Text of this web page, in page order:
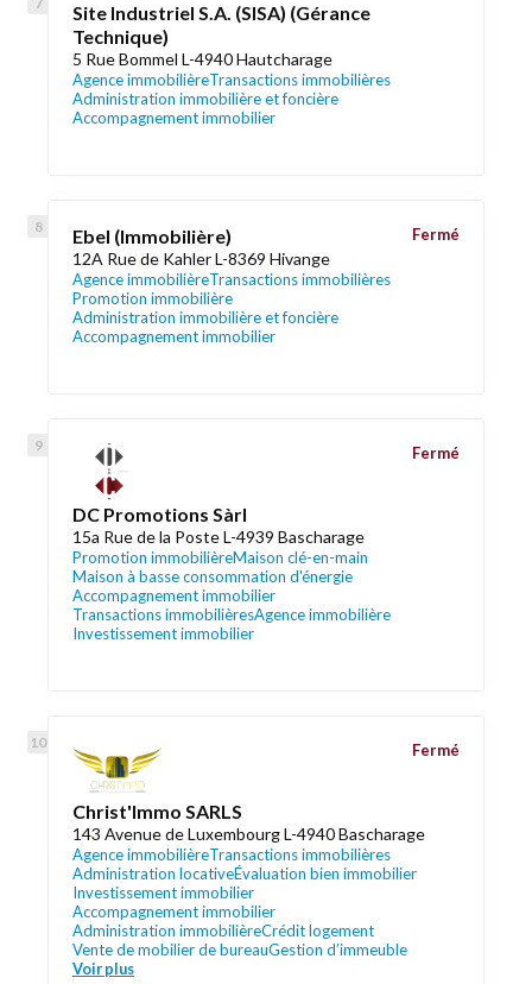
Site Industriel S.A. (SISA) (Gérance
Technique)
5 Rue Bommel L-4940 Hautcharage
Agence immobilièreTransactions immobilières
Administration immobilière et foncière
Accompagnement immobilier
Ebel (Immobilière)
12A Rue de Kahler L-8369 Hivange
Agence immobilièreTransactions immobilières
Promotion immobilière
Administration immobilière et foncière
Accompagnement immobilier
Fermé
DC Promotions Sàrl
15a Rue de la Poste L-4939 Bascharage
Promotion immobilièreMaison clé-en-main
Maison à basse consommation d'énergie
Accompagnement immobilier
Transactions immobilièresAgence immobilière
Investissement immobilier
Fermé
Christ'Immo SARLS
143 Avenue de Luxembourg L-4940 Bascharage
Agence immobilièreTransactions immobilières
Administration locativeÉvaluation bien immobilier
Investissement immobilier
Accompagnement immobilier
Administration immobilièreCrédit logement
Vente de mobilier de bureauGestion d’immeuble
Voir plus
Fermé